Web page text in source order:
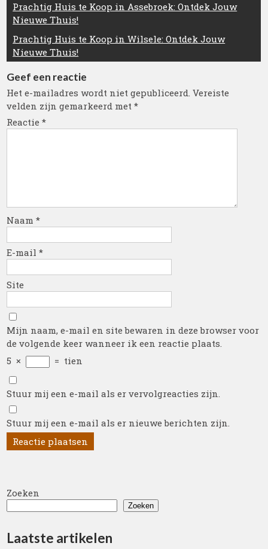
Berichtnavigatie
Prachtig Huis te Koop in Assebroek: Ontdek Jouw
Nieuwe Thuis!
Prachtig Huis te Koop in Wilsele: Ontdek Jouw
Nieuwe Thuis!
Geef een reactie
Het e-mailadres wordt niet gepubliceerd. Vereiste
velden zijn gemarkeerd met*
Reactie*
Naam*
E-mail*
Site
Mijn naam, e-mail en site bewaren in deze browser voor
de volgende keer wanneer ik een reactie plaats.
5 × = tien
Stuur mij een e-mail als er vervolgreacties zijn.
Stuur mij een e-mail als er nieuwe berichten zijn.
Zoeken
Zoeken
Laatste artikelen